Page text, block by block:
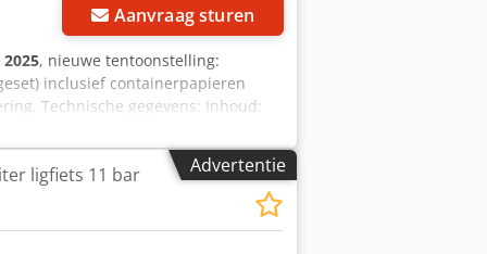
Aanvraag sturen
2025, nieuwe tentoonstelling:
inclusief containerpapieren
Technische gegevens: Inhoud:
Cjdpfewhxqdex Af Hsha
2 x G 1 1/4" Aansluiting
condensafvoer: G 1 1/2"
volgens EG-richtlijn 2014/68/EU
+ 50°C
nieuwe machines leasen. Bezoek
Advertentie
ligfiets 11 bar